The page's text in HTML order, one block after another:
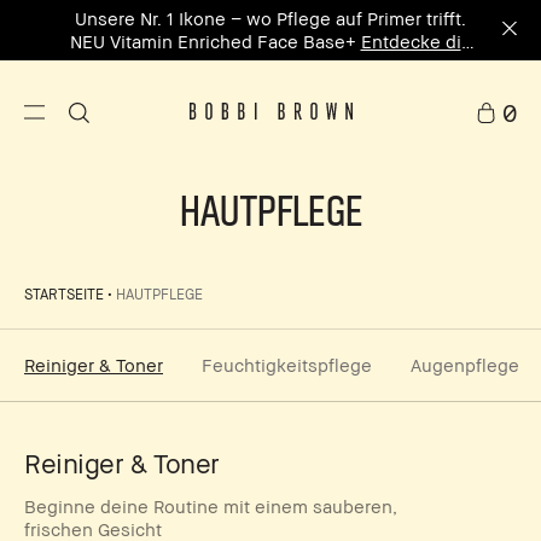
In 5 Minuten zusammengestellt – personalisiere
dein Sommer-Kit mit 20% Rabatt² Jetzt
personalisieren
0
HAUTPFLEGE
STARTSEITE HAUTPFLEGE
Reiniger & Toner Feuchtigkeitspflege Augenpflege
Reiniger & Toner
Beginne deine Routine mit einem sauberen,
frischen Gesicht